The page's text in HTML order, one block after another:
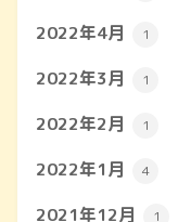
2022年4月 1
2022年3月 1
2022年2月 1
2022年1月 4
2021年12月 1